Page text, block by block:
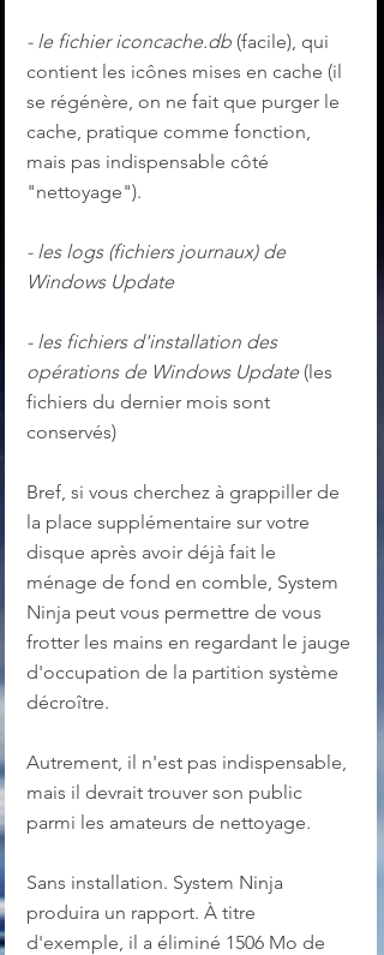
- le fichier iconcache.db (facile), qui
contient les icônes mises en cache (il
se régénère, on ne fait que purger le
cache, pratique comme fonction,
mais pas indispensable côté
"nettoyage").
- les logs (fichiers journaux) de
Windows Update
- les fichiers d'installation des
opérations de Windows Update (les
fichiers du dernier mois sont
conservés)
Bref, si vous cherchez à grappiller de
la place supplémentaire sur votre
disque après avoir déjà fait le
ménage de fond en comble, System
Ninja peut vous permettre de vous
frotter les mains en regardant le jauge
d'occupation de la partition système
décroître.
Autrement, il n'est pas indispensable,
mais il devrait trouver son public
parmi les amateurs de nettoyage.
Sans installation. System Ninja
produira un rapport. À titre
d'exemple, il a éliminé 1506 Mo de